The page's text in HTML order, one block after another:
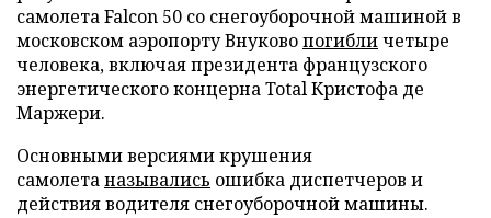
самолета Falcon 50 со снегоуборочной машиной в
московском аэропорту Внуковопогибличетыре
человека, включая президента французского
энергетического концерна Total Кристофа де
Маржери.
Основными версиями крушения
самолетаназывались ошибка диспетчеров и
действия водителя снегоуборочной машины.